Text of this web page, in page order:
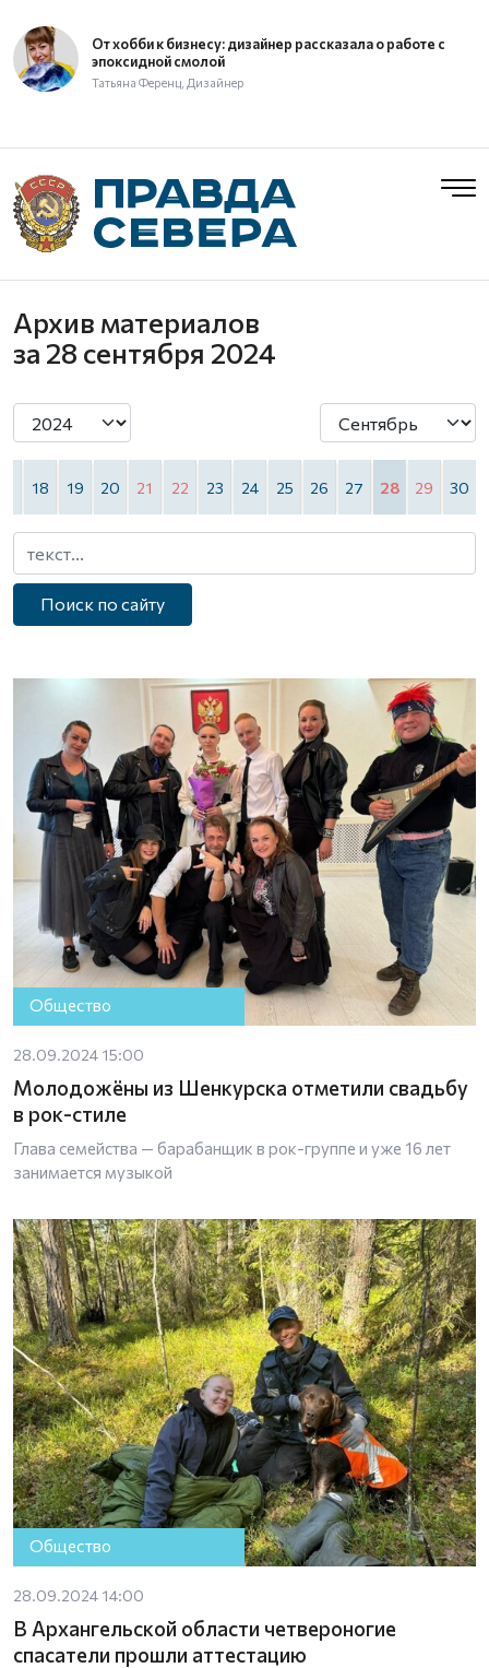
От хобби к бизнесу: дизайнер рассказала о работе с
эпоксидной смолой
Татьяна Ференц, Дизайнер
Архив материалов
за 28 сентября 2024
18 19 20 21 22 23 24 25 26 27 28 29 30
Поиск по сайту
Общество
28.09.2024 15:00
Молодожёны из Шенкурска отметили свадьбу
в рок-стиле
Глава семейства — барабанщик в рок-группе и уже 16 лет
занимается музыкой
Общество
28.09.2024 14:00
В Архангельской области четвероногие
спасатели прошли аттестацию